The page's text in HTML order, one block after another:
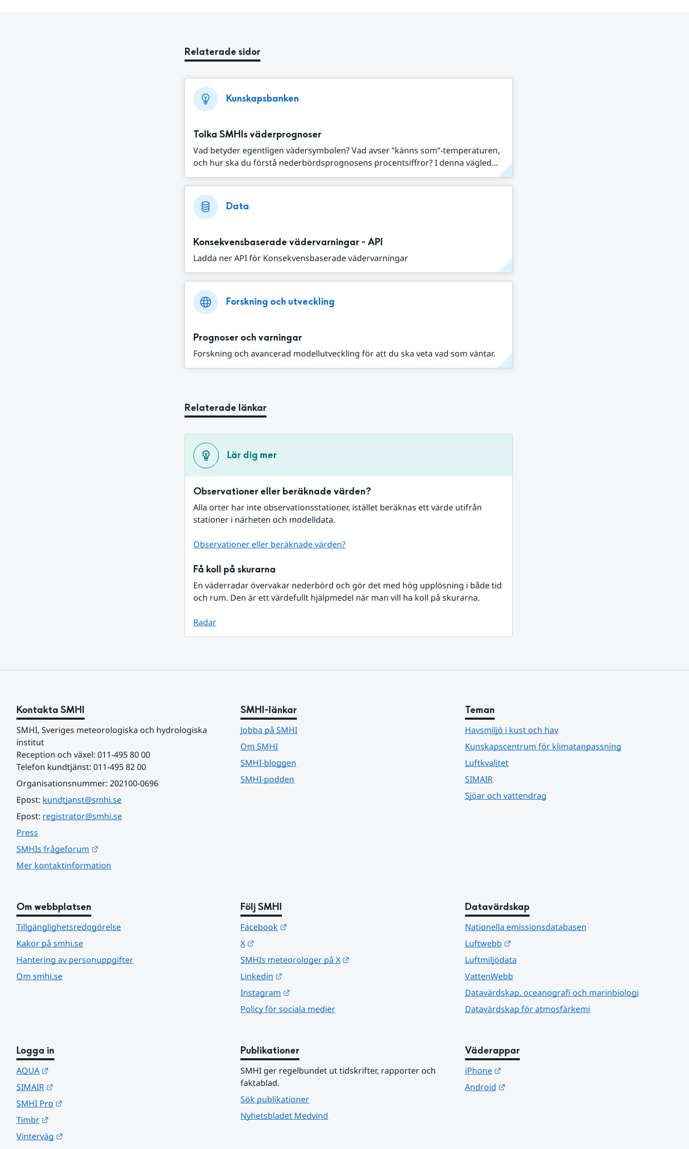
Relaterade sidor
Kunskapsbanken
Tolka SMHIs väderprognoser
Vad betyder egentligen vädersymbolen? Vad avser ”känns som”-temperaturen,
och hur ska du förstå nederbördsprognosens procentsiffror? I denna vägled...
Data
Konsekvensbaserade vädervarningar - API
Ladda ner API för Konsekvensbaserade vädervarningar
Forskning och utveckling
Prognoser och varningar
Forskning och avancerad modellutveckling för att du ska veta vad som väntar.
Relaterade länkar
Lär dig mer
Observationer eller beräknade värden?
Alla orter har inte observationsstationer, istället beräknas ett värde utifrån
stationer i närheten och modelldata.
Observationer eller beräknade värden?
Få koll på skurarna
En väderradar övervakar nederbörd och gör det med hög upplösning i både tid
och rum. Den är ett värdefullt hjälpmedel när man vill ha koll på skurarna.
Radar
Kontakta SMHI
SMHI, Sveriges meteorologiska och hydrologiska
institut
Reception och växel: 011-495 80 00
Telefon kundtjänst: 011-495 82 00
Organisationsnummer: 202100-0696
Epost: kundtjanst@smhi.se
Epost: registrator@smhi.se
Press
SMHIs frågeforum
Mer kontaktinformation
SMHI-länkar
Jobba på SMHI
Om SMHI
SMHI-bloggen
SMHI-podden
Teman
Havsmiljö i kust och hav
Kunskapscentrum för klimatanpassning
Luftkvalitet
SIMAIR
Sjöar och vattendrag
Om webbplatsen
Tillgänglighetsredogörelse
Kakor på smhi.se
Hantering av personuppgifter
Om smhi.se
Följ SMHI
Facebook
X
SMHIs meteorologer på X
Linkedin
Instagram
Policy för sociala medier
Datavärdskap
Nationella emissionsdatabasen
Luftwebb
Länk till annan webbplats.
Luftmiljödata
VattenWebb
Datavärdskap, oceanografi och marinbiologi
Datavärdskap för atmosfärkemi
Logga in
AQUA
SIMAIR
SMHI Pro
Timbr
Vinterväg
Publikationer
SMHI ger regelbundet ut tidskrifter, rapporter och
faktablad.
Sök publikationer
Nyhetsbladet Medvind
Väderappar
iPhone
Länk till annan webbplats.
Android
Länk till annan webbplats.